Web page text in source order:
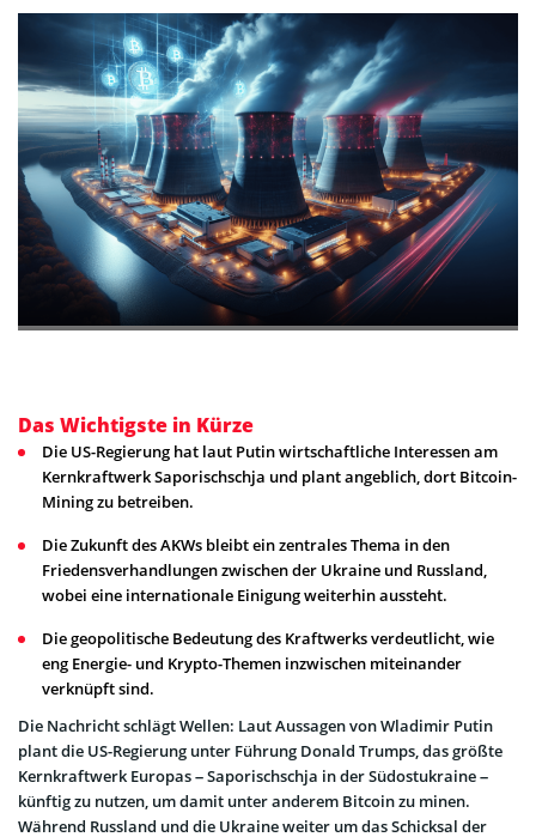
Das Wichtigste in Kürze
Die US-Regierung hat laut Putin wirtschaftliche Interessen am
Kernkraftwerk Saporischschja und plant angeblich, dort Bitcoin-
Mining zu betreiben.
Die Zukunft des AKWs bleibt ein zentrales Thema in den
Friedensverhandlungen zwischen der Ukraine und Russland,
wobei eine internationale Einigung weiterhin aussteht.
Die geopolitische Bedeutung des Kraftwerks verdeutlicht, wie
eng Energie- und Krypto-Themen inzwischen miteinander
verknüpft sind.
Die Nachricht schlägt Wellen: Laut Aussagen von Wladimir Putin
plant die US-Regierung unter Führung Donald Trumps, das größte
Kernkraftwerk Europas – Saporischschja in der Südostukraine –
künftig zu nutzen, um damit unter anderem Bitcoin zu minen.
Während Russland und die Ukraine weiter um das Schicksal der